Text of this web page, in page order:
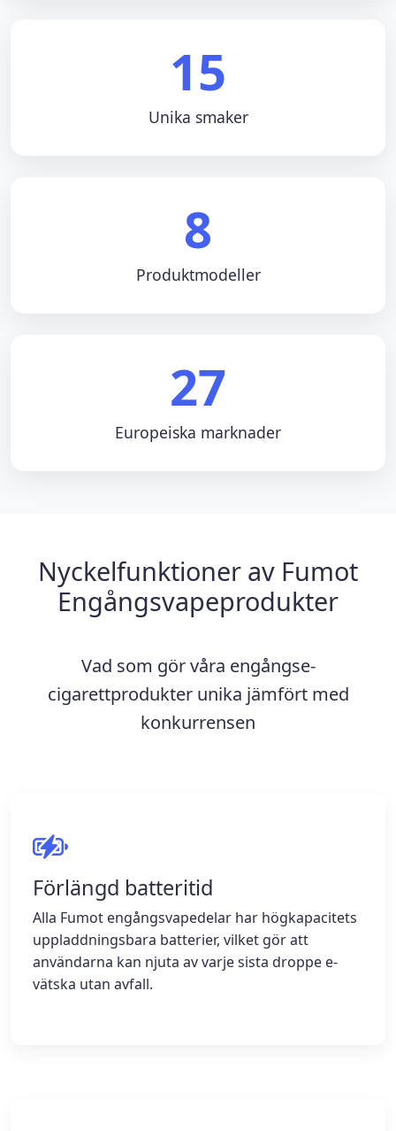
15
Unika smaker
8
Produktmodeller
27
Europeiska marknader
Nyckelfunktioner av Fumot
Engångsvapeprodukter
Vad som gör våra engångse-
cigarettprodukter unika jämfört med
konkurrensen
Förlängd batteritid
Alla Fumot engångsvapedelar har högkapacitets
uppladdningsbara batterier, vilket gör att
användarna kan njuta av varje sista droppe e-
vätska utan avfall.